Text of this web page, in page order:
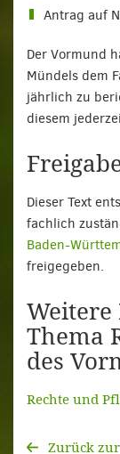
Antrag auf
Der Vormund
Mündels dem
jährlich zu
diesem
Dieser Text
fachlich
Baden-
freigegeben.
Thema
des
Rechte und
Zurück